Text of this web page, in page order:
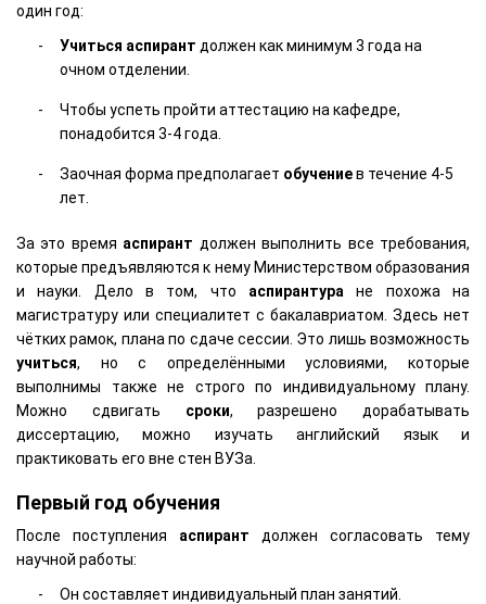
один год:
Учиться аспирант должен как минимум 3 года на
очном отделении.
Чтобы успеть пройти аттестацию на кафедре,
понадобится 3-4 года.
Заочная форма предполагает обучениев течение 4-5
лет.
За это время аспирант должен выполнить все требования,
которые предъявляются к нему Министерством образования
и науки. Дело в том, что аспирантура не похожа на
магистратуру или специалитет с бакалавриатом. Здесь нет
чётких рамок, плана по сдаче сессии. Это лишь возможность
учиться, но с определёнными условиями, которые
выполнимы также не строго по индивидуальному плану.
Можно сдвигать сроки, разрешено дорабатывать
диссертацию, можно изучать английский язык и
практиковать его вне стен ВУЗа.
Первый год обучения
После поступления аспирант должен согласовать тему
научной работы:
Он составляет индивидуальный план занятий.